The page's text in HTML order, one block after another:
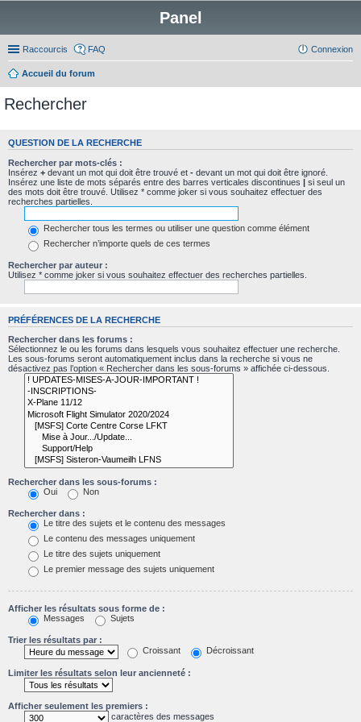
Panel
Raccourcis FAQ Connexion
Accueil du forum
Rechercher
QUESTION DE LA RECHERCHE
Rechercher par mots-clés :
Insérez + devant un mot qui doit être trouvé et - devant un mot qui doit être ignoré.
Insérez une liste de mots séparés entre des barres verticales discontinues | si seul un
des mots doit être trouvé. Utilisez * comme joker si vous souhaitez effectuer des
recherches partielles.
Rechercher tous les termes ou utiliser une question comme élément
Rechercher n’importe quels de ces termes
Rechercher par auteur :
Utilisez * comme joker si vous souhaitez effectuer des recherches partielles.
PRÉFÉRENCES DE LA RECHERCHE
Rechercher dans les forums :
Sélectionnez le ou les forums dans lesquels vous souhaitez effectuer une recherche.
Les sous-forums seront automatiquement inclus dans la recherche si vous ne
désactivez pas l’option « Rechercher dans les sous-forums » affichée ci-dessous.
Rechercher dans les sous-forums :
Oui
Non
Rechercher dans :
Le titre des sujets et le contenu des messages
Le contenu des messages uniquement
Le titre des sujets uniquement
Le premier message des sujets uniquement
Afficher les résultats sous forme de :
Messages
Sujets
Trier les résultats par :
Croissant
Décroissant
Limiter les résultats selon leur ancienneté :
Afficher seulement les premiers :
caractères des messages